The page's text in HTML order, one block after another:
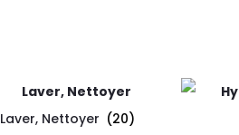
Laver, Nettoyer (20)